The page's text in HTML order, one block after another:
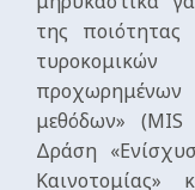
της
μεθόδων» (MIS
Δράση
Καινοτομίας»